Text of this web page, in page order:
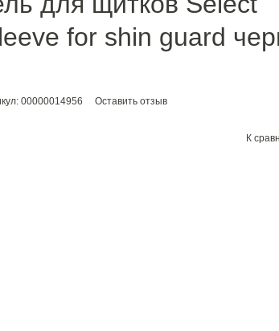
for shin guard
00000014956 Оставить отзыв
К